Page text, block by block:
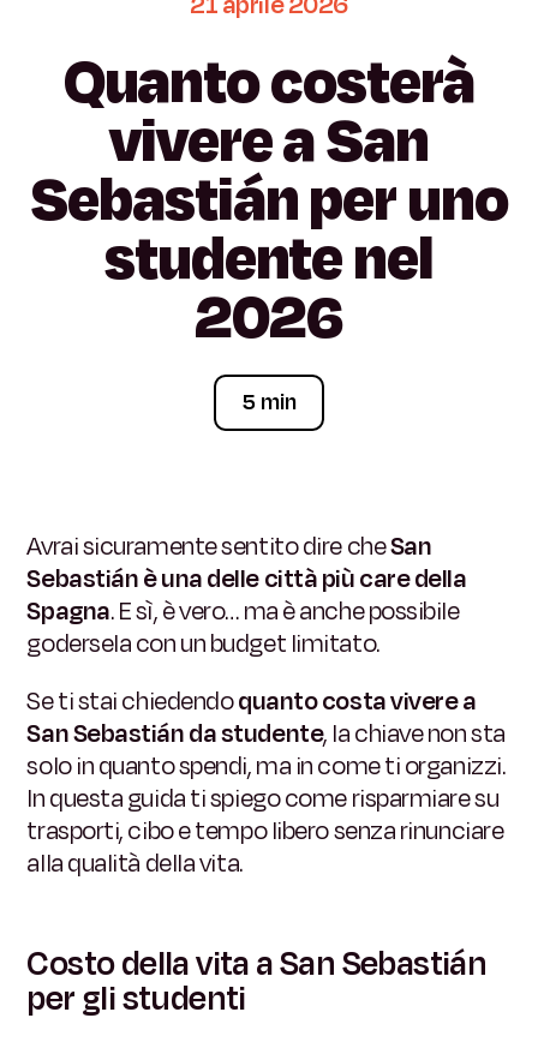
Quantocosterà
vivereaSan
Sebastiánperuno
studentenel
2026
5 min
Avrai sicuramente sentito dire cheSan
Sebastián è una delle città più care della
Spagna. E sì, è vero… ma è anche possibile
godersela con un budget limitato.
Se ti stai chiedendoquanto costa vivere a
San Sebastián da studente, la chiave non sta
solo in quanto spendi, ma in come ti organizzi.
In questa guida ti spiego come risparmiare su
trasporti, cibo e tempo libero senza rinunciare
alla qualità della vita.
Costo della vita a San Sebastián
per gli studenti